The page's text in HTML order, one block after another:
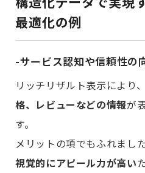
最適化の例
-サービス認知や信頼性の
リッチリザルト表示により
格、レビューなどの情報が
す。
メリットの項でもふれまし
視覚的にアピール力が高い